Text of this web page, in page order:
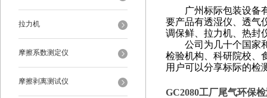
拉力机
摩擦系数测定仪
摩擦剥离测试仪
广州标际包装设备
要产品有透湿仪、透气
调保鲜、拉力机、热封
公司为几十个国家和
检验机构、科研院校、
用户可以分享标际的检
GC2080工厂尾气环保